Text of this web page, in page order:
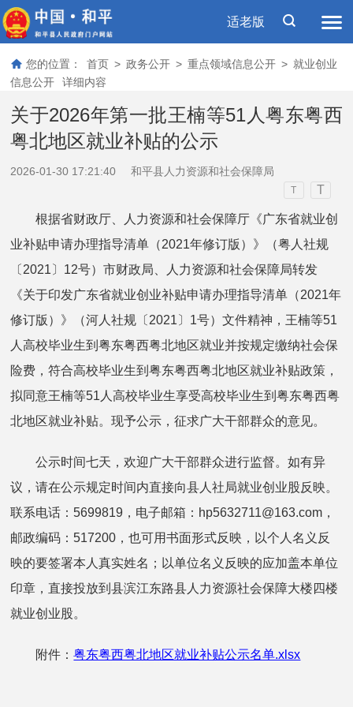
适老版
您的位置： 首页 > 政务公开 > 重点领域信息公开 > 就业创业
信息公开
详细内容
关于2026年第一批王楠等51人粤东粤西
粤北地区就业补贴的公示
2026-01-30 17:21:40 和平县人力资源和社会保障局
T T
根据省财政厅、人力资源和社会保障厅《广东省就业创
业补贴申请办理指导清单（2021年修订版）》（粤人社规
〔2021〕12号）市财政局、人力资源和社会保障局转发
《关于印发广东省就业创业补贴申请办理指导清单（2021年
修订版）》（河人社规〔2021〕1号）文件精神，王楠等51
人高校毕业生到粤东粤西粤北地区就业并按规定缴纳社会保
险费，符合高校毕业生到粤东粤西粤北地区就业补贴政策，
拟同意王楠等51人高校毕业生享受高校毕业生到粤东粤西粤
北地区就业补贴。现予公示，征求广大干部群众的意见。
公示时间七天，欢迎广大干部群众进行监督。如有异
议，请在公示规定时间内直接向县人社局就业创业股反映。
联系电话：5699819，电子邮箱：hp5632711@163.com，
邮政编码：517200，也可用书面形式反映，以个人名义反
映的要签署本人真实姓名；以单位名义反映的应加盖本单位
印章，直接投放到县滨江东路县人力资源社会保障大楼四楼
就业创业股。
附件：粤东粤西粤北地区就业补贴公示名单.xlsx